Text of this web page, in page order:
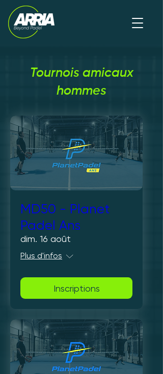
Tournois amicaux
hommes
MD50 - Planet
Padel Ans
dim. 16 août
Plus d'infos
Inscriptions